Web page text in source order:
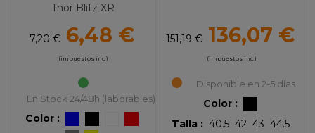
Thor Blitz XR
7,20 € 6,48 €
(impuestos inc.)
En Stock 24/48h (laborables)
Color :
151,19 € 136,07 €
(impuestos inc.)
Disponible en 2-5 días
Color :
Talla : 40.5 42 43 44.5